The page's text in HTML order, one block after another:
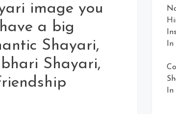
image you
a big
Shayari,
Shayari,
In
In